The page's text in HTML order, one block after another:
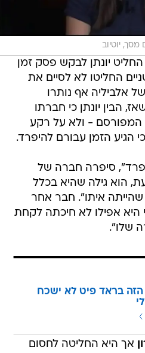
מסך, יוטיוב
יונתן לבקש פסק זמן
החליטו לא לסיים את
אלביליה אף נותרו
הבין יונתן כי חברתו
- ולא על רקע
הגיע הזמן עבורם להיפרד.
סיפרה חברה של
הוא גילה שהיא בכלל
שהייתה איתו". חבר אחר
היא אפילו לא חיכתה לקחת
שלו".
בראד פיט לא ישכח
אך היא החליטה לחסום